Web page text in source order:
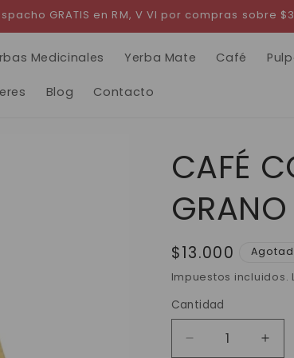
GRATIS en RM, V VI por compras
Medicinales Yerba Mate Café
Blog Contacto
CAFÉ
GRANO
Precio
habitual
$13.000
Impuestos incluidos.
Cantidad
Reducir